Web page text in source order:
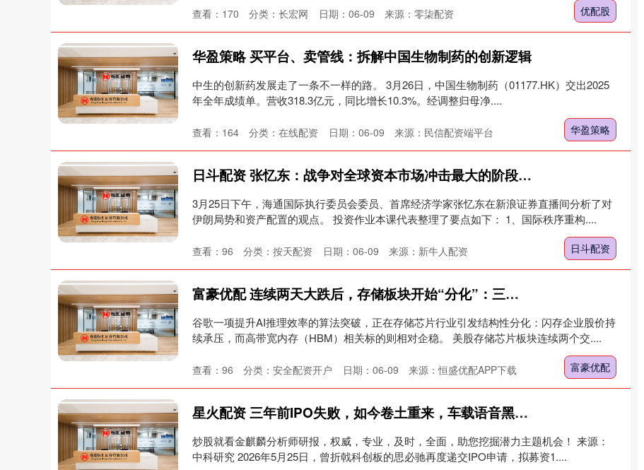
优配股
日期：06-09 来源：零柒配资
查看： 170 分类： 长宏网
华盈策略 买平台、卖管线：拆解中国生物制药的创新逻辑
中生的创新药发展走了一条不一样的路。 3月26日，中国生物制药（01177.HK）交出2025
年全年成绩单。营收318.3亿元，同比增长10.3%。经调整归母净....
华盈策略
日期：06-09 来源：民信配资端平台
查看： 164 分类： 在线配资
日斗配资 张忆东：战争对全球资本市场冲击最大的阶段已过去，真正的TACO——停战，最快4月到来，那时再risk on
3月25日下午，海通国际执行委员会委员、首席经济学家张忆东在新浪证券直播间分析了对
伊朗局势和资产配置的观点。 投资作业本课代表整理了要点如下： 1、国际秩序重构....
日斗配资
日期：06-09 来源：新牛人配资
查看： 96 分类： 按天配资
富豪优配 连续两天大跌后，存储板块开始“分化”：三星海力士企稳，“闪存”继续下跌
谷歌一项提升AI推理效率的算法突破，正在存储芯片行业引发结构性分化：闪存企业股价持
续承压，而高带宽内存（HBM）相关标的则相对企稳。 美股存储芯片板块连续两个交....
富豪优配
日期：06-09 来源：恒盛优配APP下载
查看： 96 分类： 安全配资开户
星火配资 三年前IPO失败，如今卷土重来，车载语音黑马二次闯关IPO
炒股就看金麒麟分析师研报，权威，专业，及时，全面，助您挖掘潜力主题机会！ 来源：
中科研究 2026年5月25日，曾折戟科创板的思必驰再度递交IPO申请，拟募资1....